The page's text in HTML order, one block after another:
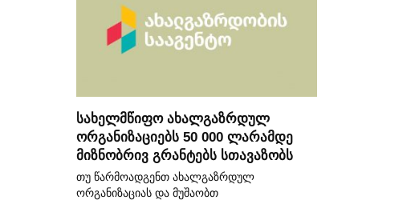
სახელმწიფო ახალგაზრდულ
ორგანიზაციებს 50 000 ლარამდე
მიზნობრივ გრანტებს სთავაზობს
თუ წარმოადგენთ ახალგაზრდულ
ორგანიზაციას და მუშაობთ